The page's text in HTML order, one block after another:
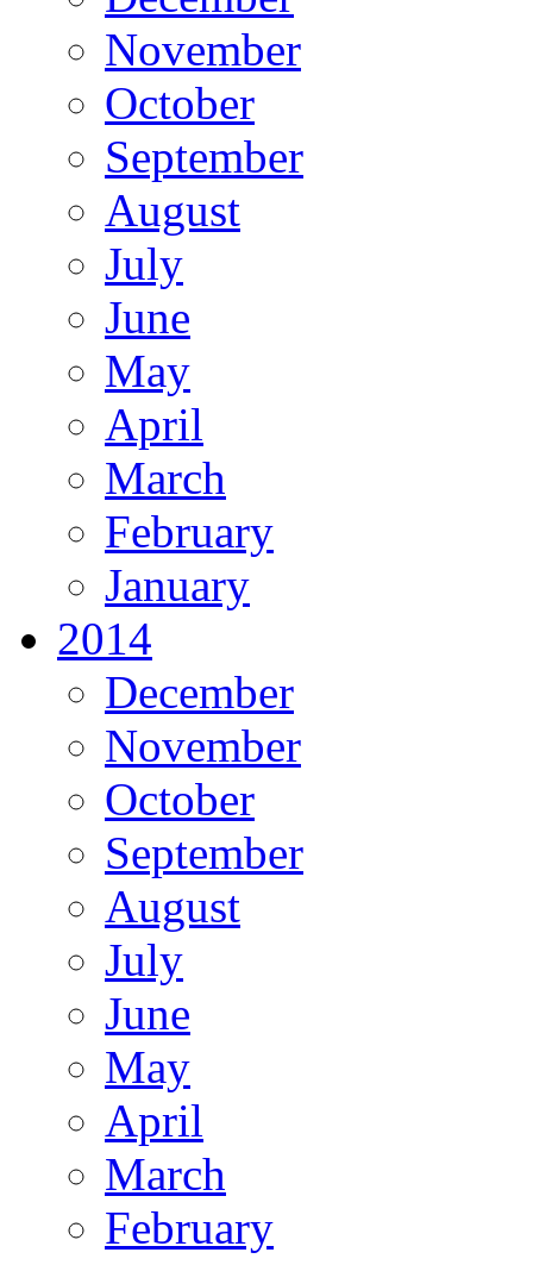
November
October
September
August
July
June
May
April
March
February
January
2014
December
November
October
September
August
July
June
May
April
March
February